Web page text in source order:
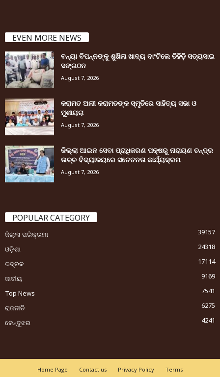
EVEN MORE NEWS
ବନ୍ୟା ବିପନ୍ନଙ୍କୁ ଶୁଖିଲା ଖାଦ୍ୟ ବାଂଟିଲେ ତିହିଡି଼ ସତ୍ୟସାଇ
ସଙ୍ଗଠନ
August 7, 2026
କରାମତ ଅଲୀ କରାମତଙ୍କ ସ୍ମୃତିରେ ସାହିତ୍ୟ ସଭା ଓ
ମୁଶାୟରା
August 7, 2026
ଜିଲ୍ଲା ଆଇନ ସେବା ପ୍ରାଧିକରଣ ପକ୍ଷରୁ ନାରାୟଣ ଚନ୍ଦ୍ର
ଉଚ୍ଚ ବିଦ୍ୟାଳୟରେ ସଚେତନତା କାର୍ଯ୍ୟକ୍ରମ
August 7, 2026
POPULAR CATEGORY
ଜିଲ୍ଲା ପରିକ୍ରମା
39157
ଓଡ଼ିଶା
24318
ଭଦ୍ରକ
17114
ଜାତୀୟ
9169
Top News
7541
ରାଜନୀତି
6275
କେନ୍ଦୁଝର
4241
Home Page Contact us Privacy Policy Terms